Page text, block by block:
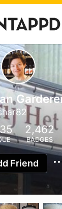
2,462
BADGES
Friend